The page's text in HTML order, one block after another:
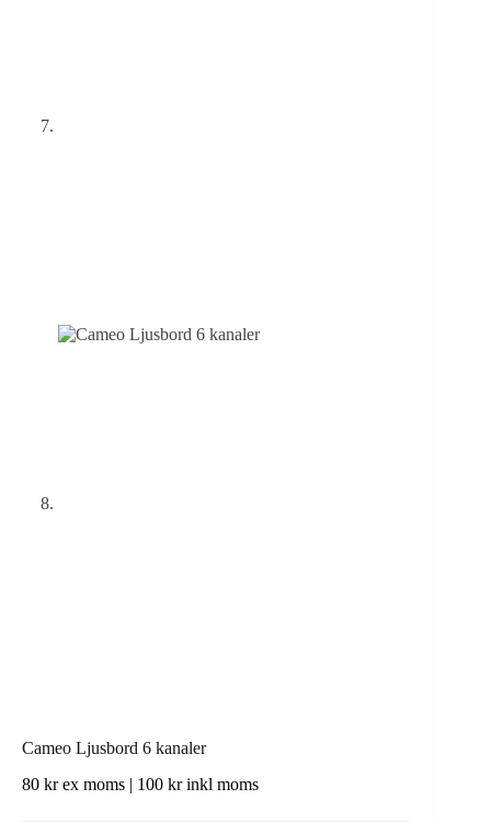
Cameo Ljusbord 6 kanaler
80 krex moms | 100 krinkl moms